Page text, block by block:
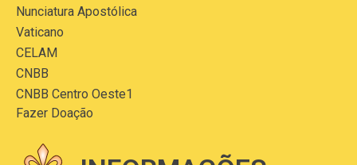
Nunciatura Apostólica
Vaticano
CELAM
CNBB
CNBB Centro Oeste1
Fazer Doação